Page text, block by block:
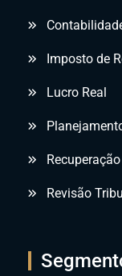
Imposto de
Lucro Real
Revisão